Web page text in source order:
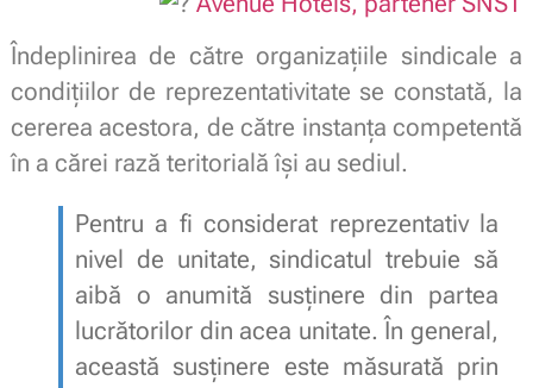
Îndeplinirea de către organizaţiile sindicale a
condiţiilor de reprezentativitate se constată, la
cererea acestora, de către instanţa competentă
în a cărei rază teritorială îşi au sediul.
Pentru a fi considerat reprezentativ la
nivel de unitate, sindicatul trebuie să
aibă o anumită susținere din partea
lucrătorilor din acea unitate. În general,
această susținere este măsurată prin